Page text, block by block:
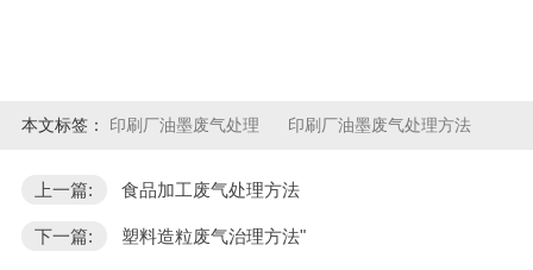
本文标签： 印刷厂油墨废气处理 印刷厂油墨废气处理方法
上一篇: 食品加工废气处理方法
下一篇: 塑料造粒废气治理方法"